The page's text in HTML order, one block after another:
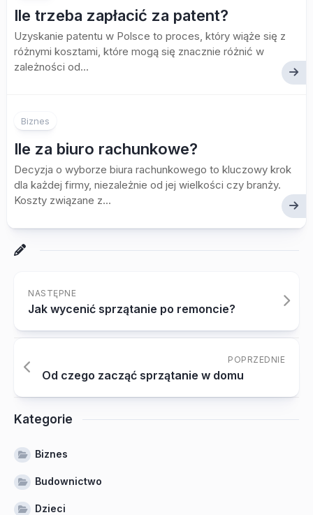
Ile trzeba zapłacić za patent?
Uzyskanie patentu w Polsce to proces, który wiąże się z
różnymi kosztami, które mogą się znacznie różnić w
zależności od...
Biznes
Ile za biuro rachunkowe?
Decyzja o wyborze biura rachunkowego to kluczowy krok
dla każdej firmy, niezależnie od jej wielkości czy branży.
Koszty związane z...
NASTĘPNE
Jak wycenić sprzątanie po remoncie?
POPRZEDNIE
Od czego zacząć sprzątanie w domu
Kategorie
Biznes
Budownictwo
Dzieci